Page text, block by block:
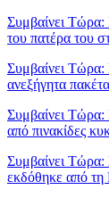
Συμβαίνει Τώρα:
του πατέρα του
Συμβαίνει Τώρα:
ανεξήγητα
Συμβαίνει Τώρα:
από πινακίδες
Συμβαίνει Τώρα:
εκδόθηκε από τη